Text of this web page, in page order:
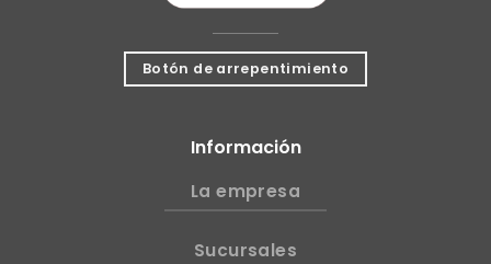
Botón de arrepentimiento
Información
La empresa
Sucursales